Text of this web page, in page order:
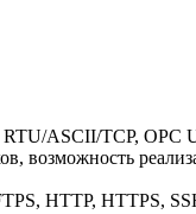
ASCII/TCP, OPC
возможность
HTTP, HTTPS,